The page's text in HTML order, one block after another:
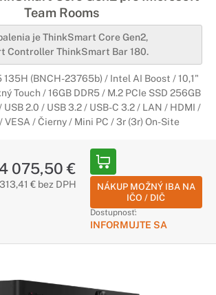
Team Rooms
je ThinkSmart Core Gen2,
Controller ThinkSmart Bar 180.
(BNCH-23765b) / Intel AI Boost / 10,1"
Touch / 16GB DDR5 / M.2 PCIe SSD 256GB
2.0 / USB 3.2 / USB-C 3.2 / LAN / HDMI /
VESA / Čierny / Mini PC / 3r (3r) On-Site
4 075,50 €
€ bez DPH
NÁKUP MOŽNÝ IBA NA
IČO / DIČ
Dostupnosť:
INFORMUJTE SA